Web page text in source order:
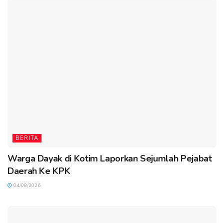
BERITA
Warga Dayak di Kotim Laporkan Sejumlah Pejabat
Daerah Ke KPK
04/08/2026